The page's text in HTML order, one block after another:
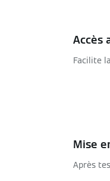
Accès
Facilite
Mise
Après